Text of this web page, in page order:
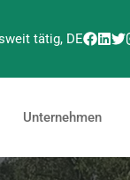
tätig, DE
Unternehmen